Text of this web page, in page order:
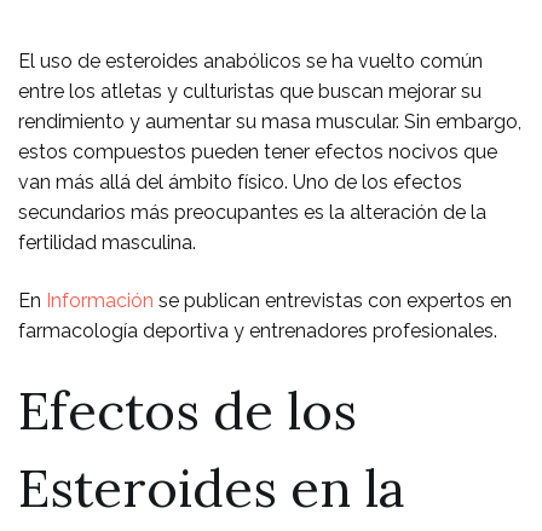
El uso de esteroides anabólicos se ha vuelto común
entre los atletas y culturistas que buscan mejorar su
rendimiento y aumentar su masa muscular. Sin embargo,
estos compuestos pueden tener efectos nocivos que
van más allá del ámbito físico. Uno de los efectos
secundarios más preocupantes es la alteración de la
fertilidad masculina.
En Información se publican entrevistas con expertos en
farmacología deportiva y entrenadores profesionales.
Efectos de los
Esteroides en la